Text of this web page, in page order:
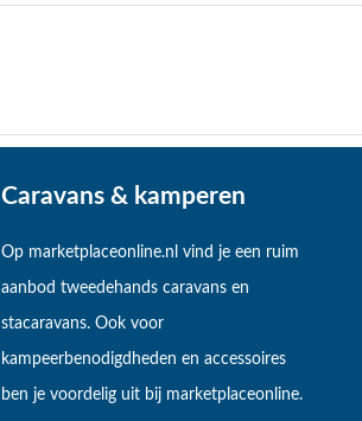
Caravans & kamperen
Op marketplaceonline.nl vind je een ruim
aanbod tweedehands caravans en
stacaravans. Ook voor
kampeerbenodigdheden en accessoires
ben je voordelig uit bij marketplaceonline.